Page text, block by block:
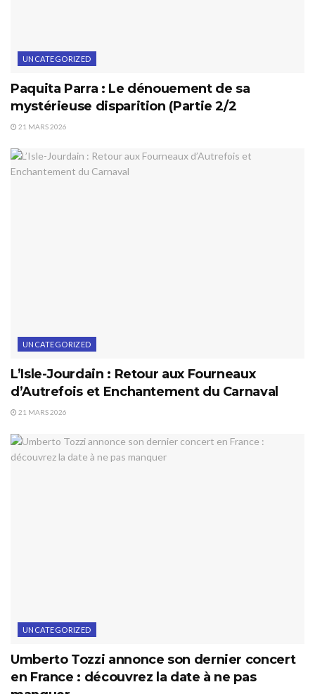
UNCATEGORIZED
Paquita Parra : Le dénouement de sa
mystérieuse disparition (Partie 2/2
21 MARS 2026
UNCATEGORIZED
L’Isle-Jourdain : Retour aux Fourneaux
d’Autrefois et Enchantement du Carnaval
21 MARS 2026
UNCATEGORIZED
Umberto Tozzi annonce son dernier concert
en France : découvrez la date à ne pas